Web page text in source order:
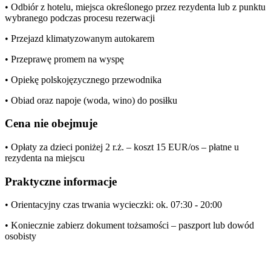
• Odbiór z hotelu, miejsca określonego przez rezydenta lub z punktu
wybranego podczas procesu rezerwacji
• Przejazd klimatyzowanym autokarem
• Przeprawę promem na wyspę
• Opiekę polskojęzycznego przewodnika
• Obiad oraz napoje (woda, wino) do posiłku
Cena nie obejmuje
• Opłaty za dzieci poniżej 2 r.ż. – koszt 15 EUR/os – płatne u
rezydenta na miejscu
Praktyczne informacje
• Orientacyjny czas trwania wycieczki: ok. 07:30 - 20:00
• Koniecznie zabierz dokument tożsamości – paszport lub dowód
osobisty